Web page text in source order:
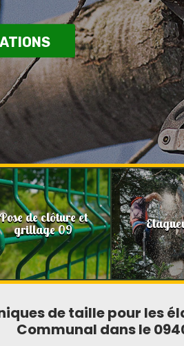
de clôture et
grillage 09
de taille pour les
Communal dans le